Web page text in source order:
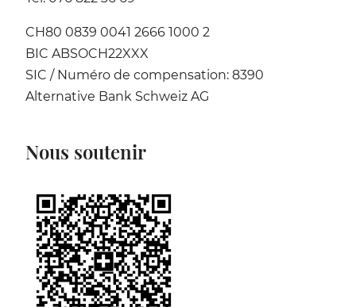
CH80 0839 0041 2666 1000 2
BIC ABSOCH22XXX
SIC / Numéro de compensation: 8390
Alternative Bank Schweiz AG
Nous soutenir